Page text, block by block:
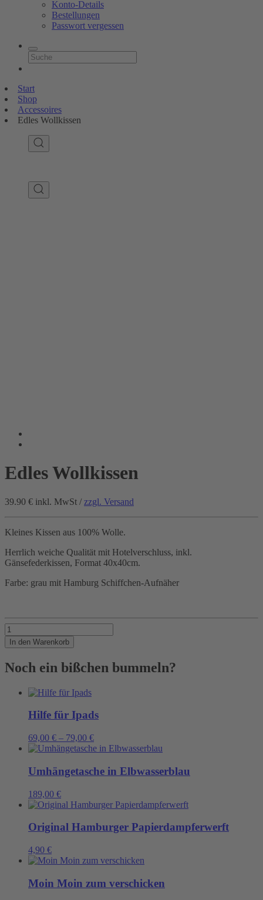
Konto-Details
Bestellungen
Passwort vergessen
Start
Shop
Accessoires
Edles Wollkissen
Edles Wollkissen
39.90 € inkl. MwSt / zzgl. Versand
Kleines Kissen aus 100% Wolle.
Herrlich weiche Qualität mit Hotelverschluss, inkl.
Gänsefederkissen, Format 40x40cm.
Farbe: grau mit Hamburg Schiffchen-Aufnäher
Edles
Wollkissen
Menge
In den Warenkorb
Noch ein bißchen bummeln?
Hilfe für Ipads
69,00 € – 79,00 €
Umhängetasche in Elbwasserblau
189,00 €
Original Hamburger Papierdampferwerft
4,90 €
Moin Moin zum verschicken